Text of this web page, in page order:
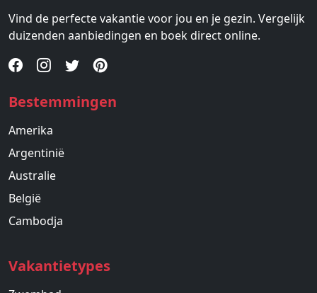
Vind de perfecte vakantie voor jou en je gezin. Vergelijk
duizenden aanbiedingen en boek direct online.
Bestemmingen
Amerika
Argentinië
Australie
België
Cambodja
Vakantietypes